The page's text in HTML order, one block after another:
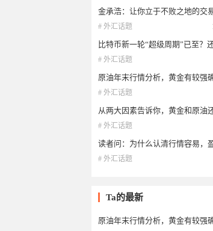
# 外汇话题
# 外汇话题
# 外汇话题
# 外汇话题
# 外汇话题
Ta的最新